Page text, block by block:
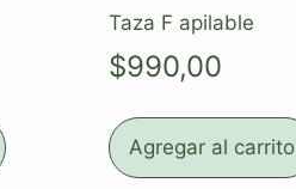
Taza F apilable
$990,00
Agregar al carrito